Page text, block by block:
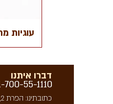
עוגיות
דברו איתנו
כתובתינו: הפרת 2, יבנה
700-55-1110